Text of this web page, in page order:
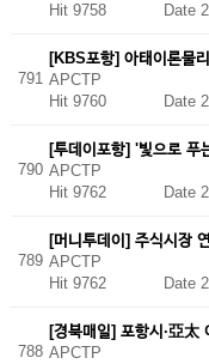
Hit 9758
Date
791
[KBS포항] 아태이론물
APCTP
Hit 9760
Date
790
[투데이포항] '빛으로 푸
APCTP
Hit 9762
Date
789
[머니투데이] 주식시장
APCTP
Hit 9762
Date
788
[경북매일] 포항시·亞太
APCTP